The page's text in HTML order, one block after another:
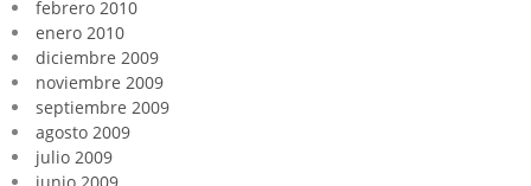
febrero 2010
enero 2010
diciembre 2009
noviembre 2009
septiembre 2009
agosto 2009
julio 2009
junio 2009